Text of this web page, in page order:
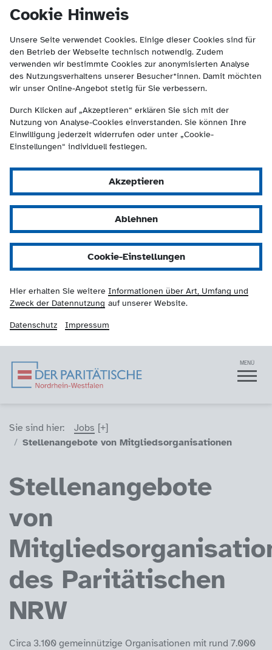
Cookie Hinweis
Unsere Seite verwendet Cookies. Einige dieser Cookies sind für
den Betrieb der Webseite technisch notwendig. Zudem
verwenden wir bestimmte Cookies zur anonymisierten Analyse
des Nutzungsverhaltens unserer Besucher*innen. Damit möchten
wir unser Online-Angebot stetig für Sie verbessern.
Durch Klicken auf „Akzeptieren“ erklären Sie sich mit der
Nutzung von Analyse-Cookies einverstanden. Sie können Ihre
Einwilligung jederzeit widerrufen oder unter „Cookie-
Einstellungen“ individuell festlegen.
Akzeptieren
Ablehnen
Cookie-Einstellungen
Hier erhalten Sie weitere Informationen über Art, Umfang und
Zweck der Datennutzung auf unserer Website.
Datenschutz Impressum
Der Paritätische NRW
springen
(Kontakt und Suche) springen.
Navigation MENÜ
Sie sind hier (Breadcrumb)
Sie sind hier:
Jobs
Stellenangebote von Mitgliedsorganisationen
Stellenangebote
von
des Paritätischen
NRW
Circa 3.100 gemeinnützige Organisationen mit rund 7.000